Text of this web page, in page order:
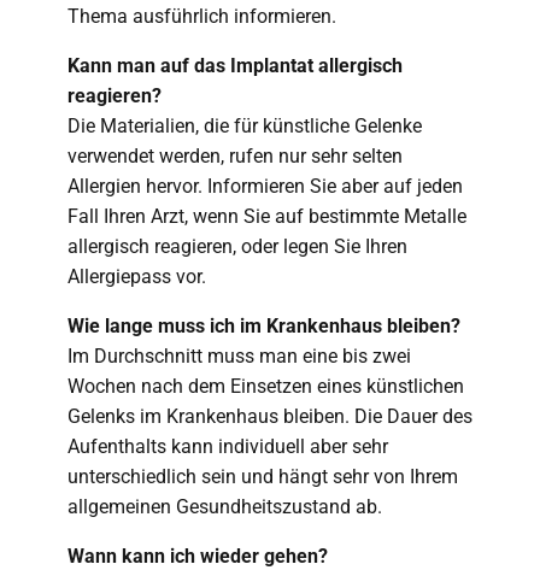
Thema ausführlich informieren.
Kann man auf das Implantat allergisch
reagieren?
Die Materialien, die für künstliche Gelenke
verwendet werden, rufen nur sehr selten
Allergien hervor. Informieren Sie aber auf jeden
Fall Ihren Arzt, wenn Sie auf bestimmte Metalle
allergisch reagieren, oder legen Sie Ihren
Allergiepass vor.
Wie lange muss ich im Krankenhaus bleiben?
Im Durchschnitt muss man eine bis zwei
Wochen nach dem Einsetzen eines künstlichen
Gelenks im Krankenhaus bleiben. Die Dauer des
Aufenthalts kann individuell aber sehr
unterschiedlich sein und hängt sehr von Ihrem
allgemeinen Gesundheitszustand ab.
Wann kann ich wieder gehen?